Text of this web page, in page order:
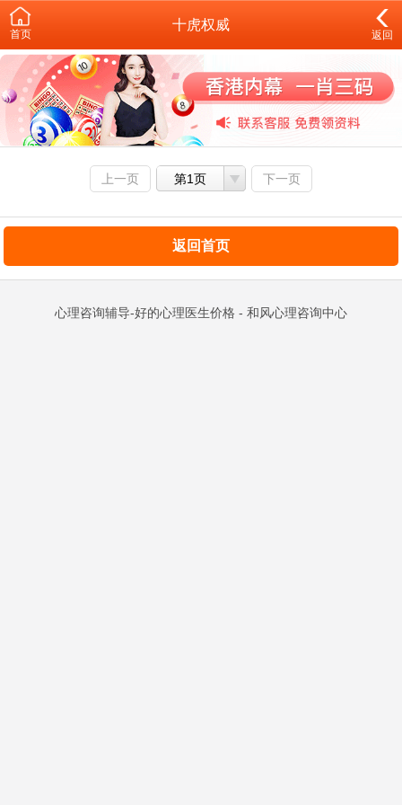
首页
十虎权威
返回
上一页 第1页 下一页
返回首页
心理咨询辅导-好的心理医生价格 - 和风心理咨询中心